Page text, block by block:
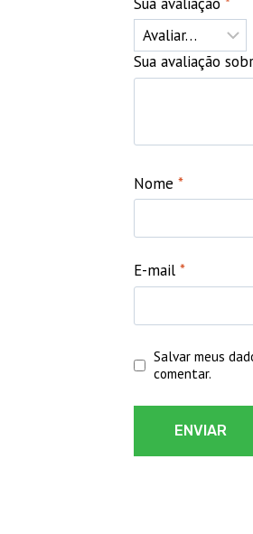
Sua avaliação
Nome*
E-mail*
Salvar meus
comentar.